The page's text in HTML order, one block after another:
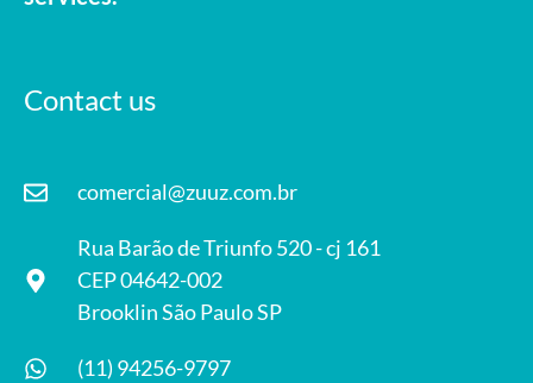
Contact us
comercial@zuuz.com.br
Rua Barão de Triunfo 520 - cj 161
CEP 04642-002
Brooklin São Paulo SP
(11) 94256-9797